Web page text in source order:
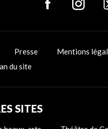
Presse Mentions
du site
SITES